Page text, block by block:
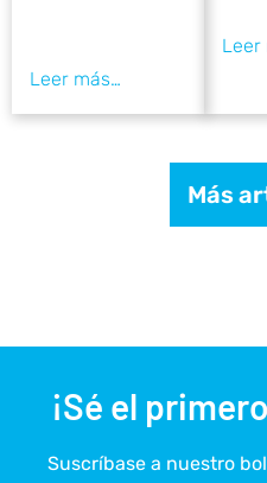
Más
¡Sé el
Suscríbase a nuestro